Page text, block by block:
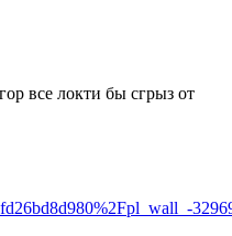
все локти бы сгрыз от